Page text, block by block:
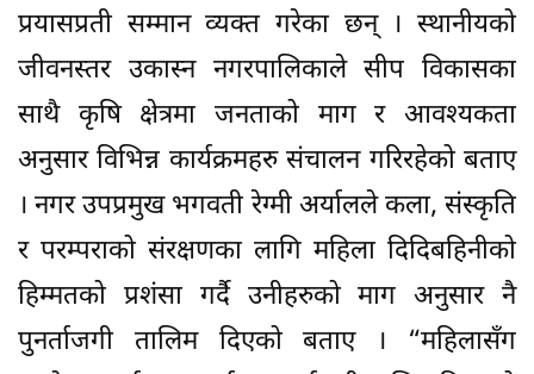
प्रयासप्रती सम्मान व्यक्त गरेका छन् । स्थानीयको
जीवनस्तर उकास्न नगरपालिकाले सीप विकासका
साथै कृषि क्षेत्रमा जनताको माग र आवश्यकता
अनुसार विभिन्न कार्यक्रमहरु संचालन गरिरहेको बताए
। नगर उपप्रमुख भगवती रेग्मी अर्यालले कला, संस्कृति
र परम्पराको संरक्षणका लागि महिला दिदिबहिनीको
हिम्मतको प्रशंसा गर्दै उनीहरुको माग अनुसार नै
पुनर्ताजगी तालिम दिएको बताए । “महिलासँग